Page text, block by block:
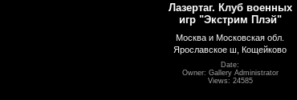
Лазертаг. Клуб военных
игр "Экстрим Плэй"
Москва и Московская обл.
Ярославское ш, Кощейково
Date:
Owner: Gallery Administrator
Views: 24585